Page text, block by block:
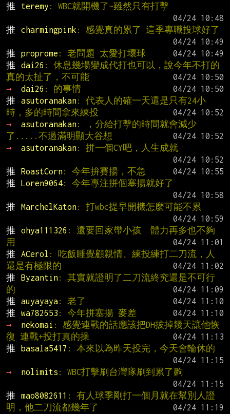
推 teremy : WBC就開機了~雖然只有打擊
推
charmingpink : 感覺真的累了 這季專職投球好了
推
proprome : 老問題 太愛打壞球
推
dai26 : 休息幾場變成代打也可以，說今年不打的
真的太扯了，不可能
→
dai26 : 的事情
推
asutoranakan: 代表人的確一天還是只有24小
時，多的時間拿來練投
→
asutoranakan: ，分給打擊的時間就會減少
了.....不過滿明顯大谷想
→
asutoranakan: 拼一個CY吧，人生成就
推
RoastCorn: 今年拚賽揚，不急
推
Loren9064: 今年專注拼個塞揚就好了
推
MarchelKaton: 打wbc提早開機怎麼可能不累
推
ohya111326 : 還要回家帶小孩  體力再多也不夠
用
推
ACerol : 吃飯睡覺顧親情、練投練打二刀流，人
還是有極限的
推
Byzantin: 其實就證明了二刀流終究還是不可行
的
推
auyayaya: 老了
推
wa782653 : 今年拼塞揚 麥差
→
nekomai : 感覺連戰的話應該把DH拔掉幾天讓他恢
復 連戰+投打真的操
推
basala5417 : 本來以為昨天投完，今天會輪休的
→
nolimits : WBC打擊刷台灣隊刷到累了齁
推
mao8082611 : 有人球季剛打一個月就在幫別人證
明，他二刀流都幾年了